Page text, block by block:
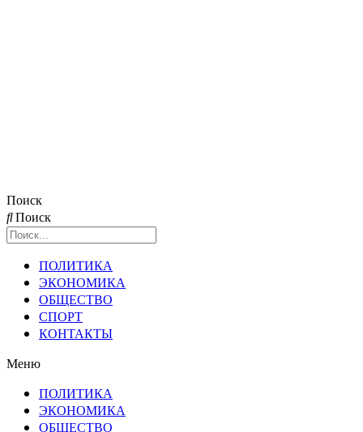
Поиск
Поиск
ПОЛИТИКА
ЭКОНОМИКА
ОБЩЕСТВО
СПОРТ
КОНТАКТЫ
Меню
ПОЛИТИКА
ЭКОНОМИКА
ОБЩЕСТВО